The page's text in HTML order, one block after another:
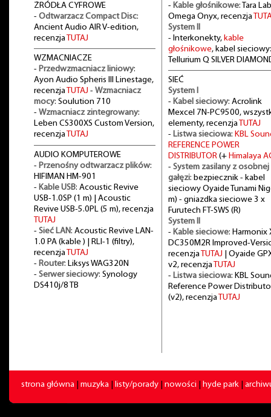
ŻRÓDŁA CYFROWE
- Odtwarzacz Compact Disc:
Ancient Audio AIR V-edition,
recenzjaTUTAJ
WZMACNIACZE
- Przedwzmacniacz liniowy:
Ayon Audio Spheris III Linestage,
recenzja TUTAJ - Wzmacniacz
mocy: Soulution 710
- Wzmacniacz zintegrowany:
Leben CS300XS Custom Version,
recenzja TUTAJ
AUDIO KOMPUTEROWE
- Przenośny odtwarzacz plików:
HIFIMAN HM-901
- Kable USB: Acoustic Revive
USB-1.0SP (1 m) | Acoustic
Revive USB-5.0PL (5 m), recenzja
TUTAJ
- Sieć LAN: Acoustic Revive LAN-
1.0 PA (kable ) | RLI-1 (filtry),
recenzja TUTAJ
- Router: Liksys WAG320N
- Serwer sieciowy: Synology
DS410j/8 TB
- Kable głośnikowe: Tara
Omega Onyx, recenzja
System II
- Interkonekty, kable
głośnikowe, kabel sieciowy:
Tellurium Q SILVER
SIEĆ
System I
- Kabel sieciowy: Acrolink
Mexcel 7N-PC9500,
elementy, recenzja TUTAJ
- Listwa sieciowa: KBL
REFERENCE POWER
DISTRIBUTOR(+ Himalaya
- System zasilany z osobnej
gałęzi: bezpiecznik - kabel
sieciowy Oyaide Tunami
m) - gniazdka sieciowe 3 x
Furutech FT-SWS (R)
System II
- Kable sieciowe: Harmonix
DC350M2R Improved-
recenzja TUTAJ | Oyaide
v2, recenzja TUTAJ
- Listwa sieciowa: KBL
Reference Power
(v2), recenzja TUTAJ
strona główna muzyka listy/porady nowości hyde park